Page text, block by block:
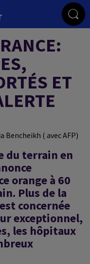
ET
Bencheikh ( avec AFP)
du terrain en
orange à 60
Plus de la
concernée
exceptionnel,
les hôpitaux